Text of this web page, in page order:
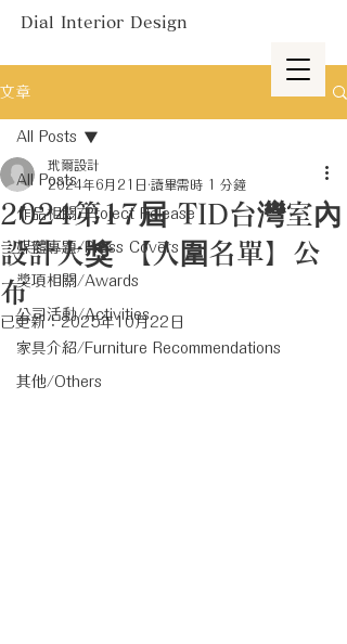
Dial Interior Design
文章
All Posts
作品相關/Project Release
媒體專題/Press Covers
獎項相關/Awards
公司活動/Activities
家具介紹/Furniture Recommendations
其他/Others
All Posts
2024第17屆 TID台灣室內
設計大獎 【入圍名單】公
布
玳爾設計
2024年6月21日 讀畢需時 1 分鐘
已更新：2025年10月22日